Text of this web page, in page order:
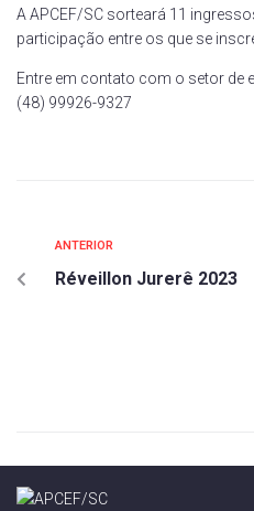
A APCEF/SC sorteará 11
participação entre os que se
Entre em contato com o setor de
(48) 99926-9327
ANTERIOR
Réveillon Jurerê 2023